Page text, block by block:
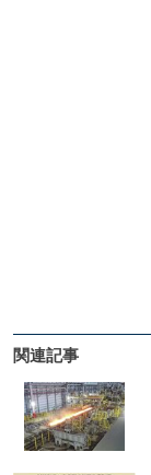
関連記事